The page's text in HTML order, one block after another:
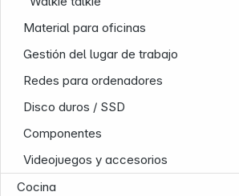
Material para oficinas
Gestión del lugar de trabajo
Redes para ordenadores
Disco duros / SSD
Componentes
Videojuegos y accesorios
Cocina